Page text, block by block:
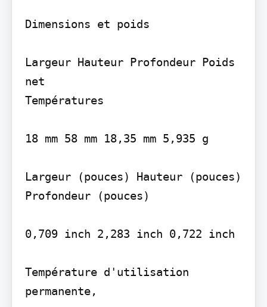
Dimensions et poids
Largeur Hauteur Profondeur Poids
net
Températures
18 mm 58 mm 18,35 mm 5,935 g
Largeur (pouces) Hauteur (pouces)
Profondeur (pouces)
0,709 inch 2,283 inch 0,722 inch
Température d'utilisation
permanente,